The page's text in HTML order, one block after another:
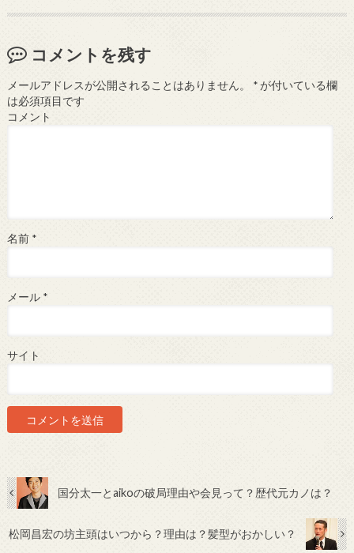
コメントを残す
メールアドレスが公開されることはありません。 *が付いている欄
は必須項目です
コメント
名前 *
メール *
サイト
国分太一とaikoの破局理由や会見って？歴代元カノは？
松岡昌宏の坊主頭はいつから？理由は？髪型がおかしい？